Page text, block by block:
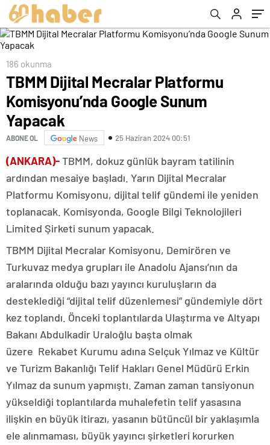
186 okunma
TBMM Dijital Mecralar Platformu
Komisyonu’nda Google Sunum
Yapacak
ABONE OL News 25 Haziran 2024 00:51
(ANKARA)-TBMM, dokuz günlük bayram tatilinin
ardından mesaiye başladı. Yarın Dijital Mecralar
Platformu Komisyonu, dijital telif gündemi ile yeniden
toplanacak. Komisyonda, Google Bilgi Teknolojileri
Limited Şirketi sunum yapacak.
TBMM Dijital Mecralar Komisyonu, Demirören ve
Turkuvaz medya grupları ile Anadolu Ajansı’nın da
aralarında olduğu bazı yayıncı kuruluşların da
desteklediği “dijital telif düzenlemesi” gündemiyle dört
kez toplandı. Önceki toplantılarda Ulaştırma ve Altyapı
Bakanı Abdulkadir Uraloğlu başta olmak
üzere Rekabet Kurumu adına Selçuk Yılmaz ve Kültür
ve Turizm Bakanlığı Telif Hakları Genel Müdürü Erkin
Yılmaz da sunum yapmıştı. Zaman zaman tansiyonun
yükseldiği toplantılarda muhalefetin telif yasasına
ilişkin en büyük itirazı, yasanın bütüncül bir yaklaşımla
ele alınmaması, büyük yayıncı şirketleri korurken